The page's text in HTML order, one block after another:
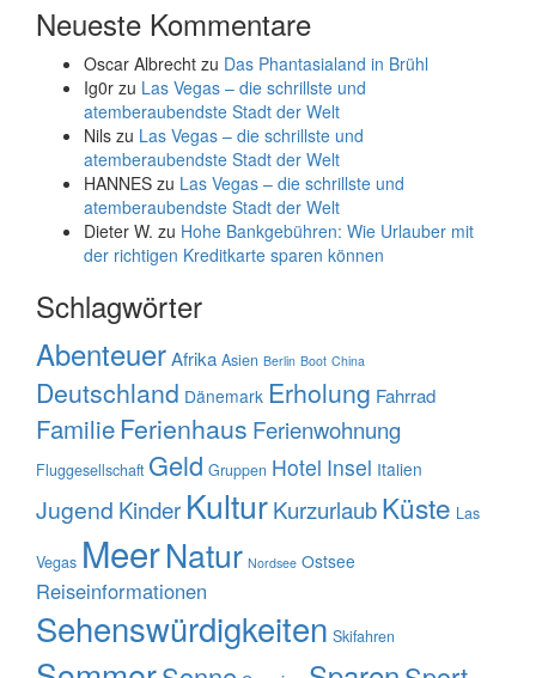
Neueste Kommentare
Oscar Albrecht zu Das Phantasialand in Brühl
Ig0r zu Las Vegas – die schrillste und
atemberaubendste Stadt der Welt
Nils zu Las Vegas – die schrillste und
atemberaubendste Stadt der Welt
HANNES zu Las Vegas – die schrillste und
atemberaubendste Stadt der Welt
Dieter W. zu Hohe Bankgebühren: Wie Urlauber mit
der richtigen Kreditkarte sparen können
Schlagwörter
AbenteuerAfrika Asien Berlin Boot China
Deutschland Dänemark Erholung Fahrrad
Familie Ferienhaus Ferienwohnung
Fluggesellschaft Geld Gruppen Hotel Insel Italien
Jugend Kinder KulturKurzurlaubKüste Las
Vegas MeerNatur Nordsee Ostsee
Reiseinformationen
Sehenswürdigkeiten Skifahren